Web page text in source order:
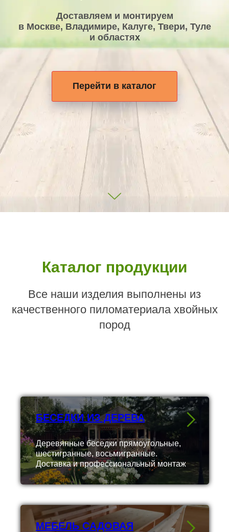
Доставляем и монтируем
в Москве, Владимире, Калуге, Твери, Туле
и областях
Перейти в каталог
Каталог продукции
Все наши изделия выполнены из
качественного пиломатериала хвойных
пород
БЕСЕДКИ ИЗ ДЕРЕВА
Деревянные беседки прямоугольные,
шестигранные, восьмигранные.
Доставка и профессиональный монтаж
МЕБЕЛЬ САДОВАЯ